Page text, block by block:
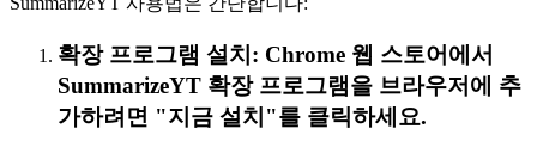
확장 프로그램 설치: Chrome 웹 스토어에서
SummarizeYT 확장 프로그램을 브라우저에 추
가하려면 "지금 설치"를 클릭하세요.